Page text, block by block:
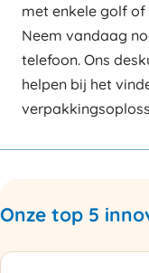
met enkele golf
Neem vandaag
telefoon. Ons
helpen bij het
Onze top 5